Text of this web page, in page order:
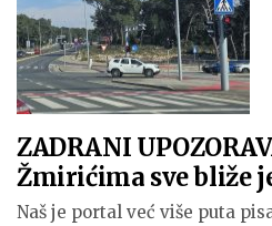
ZADRANI
Žmirićima sve bliže
Naš je portal već više puta